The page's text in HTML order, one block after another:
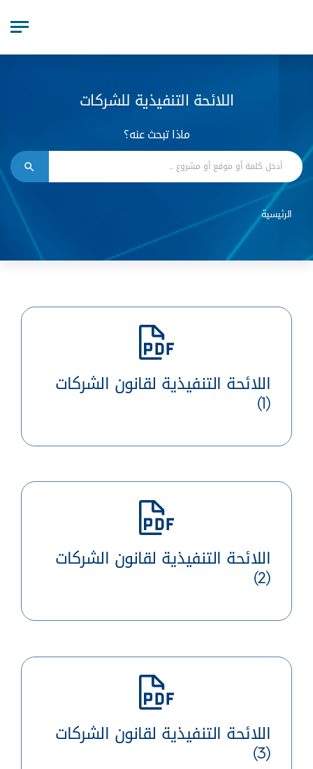
اللائحة التنفيذية للشركات
ماذا تبحث عنه؟
الرئيسية
اللائحة التنفيذية لقانون الشركات
(1)
اللائحة التنفيذية لقانون الشركات
(2)
اللائحة التنفيذية لقانون الشركات
(3)